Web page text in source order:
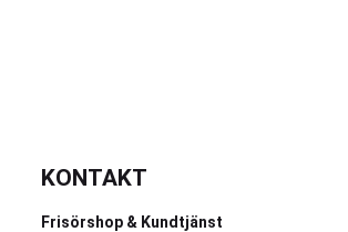
KONTAKT
Frisörshop & Kundtjänst